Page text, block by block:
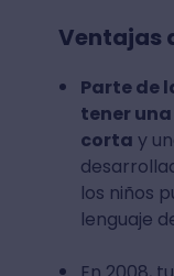
Ventajas
Parte de
tener
corta y
los niños
lenguaje